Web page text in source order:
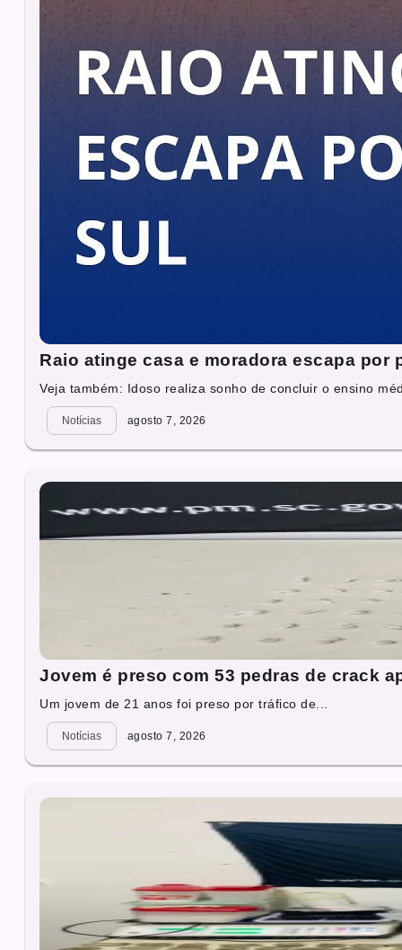
Raio atinge casa e moradora escapa por
Veja também: Idoso realiza sonho de concluir o ensino
Notícias agosto 7, 2026
Jovem é preso com 53 pedras de crack
Um jovem de 21 anos foi preso por tráfico de...
Notícias agosto 7, 2026